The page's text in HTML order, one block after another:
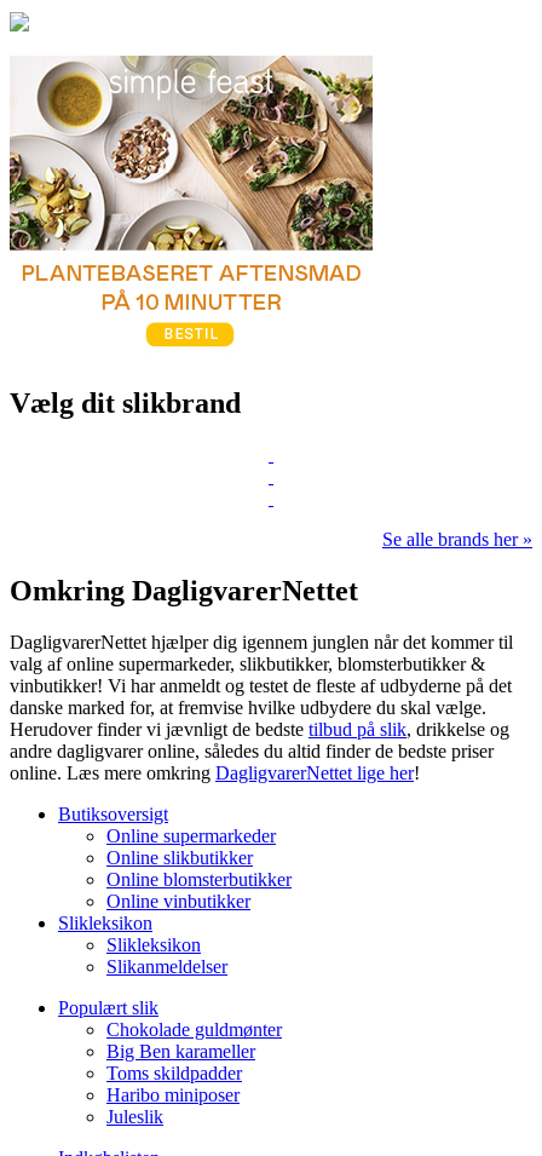
Vælg dit slikbrand
Se alle brands her »
Omkring DagligvarerNettet
DagligvarerNettet hjælper dig igennem junglen når det kommer til
valg af online supermarkeder, slikbutikker, blomsterbutikker &
vinbutikker! Vi har anmeldt og testet de fleste af udbyderne på det
danske marked for, at fremvise hvilke udbydere du skal vælge.
Herudover finder vi jævnligt de bedste tilbud på slik, drikkelse og
andre dagligvarer online, således du altid finder de bedste priser
online. Læs mere omkring DagligvarerNettet lige her!
Butiksoversigt
Online supermarkeder
Online slikbutikker
Online blomsterbutikker
Online vinbutikker
Slikleksikon
Slikleksikon
Slikanmeldelser
Populært slik
Chokolade guldmønter
Big Ben karameller
Toms skildpadder
Haribo miniposer
Juleslik